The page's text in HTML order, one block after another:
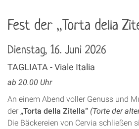
Fest der „Torta della
Dienstag, 16. Juni 2026
TAGLIATA - Viale Italia
ab 20.00 Uhr
An einem Abend voller Genuss und
der „Torta della Zitella“ (Torte der
Die Bäckereien von Cervia schließen